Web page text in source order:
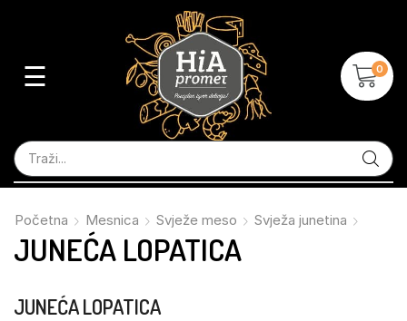
☰ 0
Početna Mesnica Svježe meso Svježa junetina
JUNEĆA LOPATICA
JUNEĆA LOPATICA